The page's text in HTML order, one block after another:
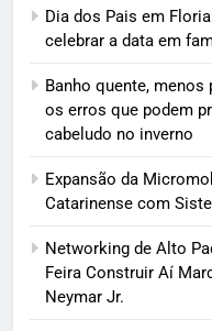
Dia dos Pais em
celebrar a data em
Banho quente,
os erros que podem
cabeludo no inverno
Expansão da
Catarinense com
Networking de Alto
Feira Construir Aí
Neymar Jr.